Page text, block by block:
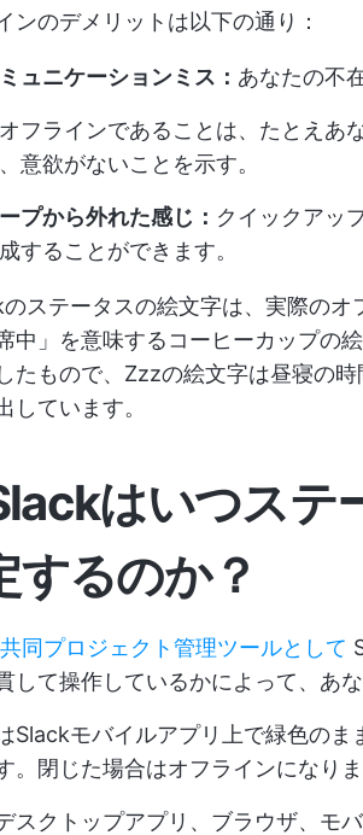
ンのデメリットは以下の通り：
ュニケーションミス： あなたの不
フラインであることは、たとえあ
意欲がないことを示す。
プから外れた感じ： クイックアッ
することができます。
ステータスの絵文字は、実際の
中」を意味するコーヒーカップの
たもので、Zzzの絵文字は昼寝の
しています。
はいつステ
するのか？
共同プロジェクト管理ツールとして
して操作しているかによって、あ
Slackモバイルアプリ上で緑色のま
。閉じた場合はオフラインになりま
スクトップアプリ、ブラウザ、モ